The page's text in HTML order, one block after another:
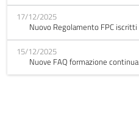
17/12/2025
Nuovo Regolamento FPC iscritti
15/12/2025
Nuove FAQ formazione continua